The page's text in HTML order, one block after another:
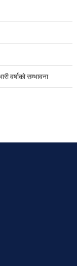
वर्षाको सम्भावना